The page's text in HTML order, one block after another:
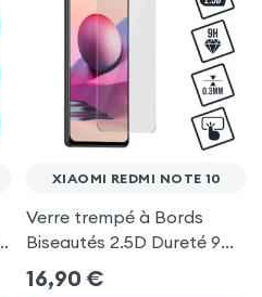
XIAOMI REDMI NOTE 10
Verre trempé à Bords
Biseautés 2.5D Dureté 9H
/ 0.3 mm, Forever -
Transparent pour Xiaomi
16,90 €